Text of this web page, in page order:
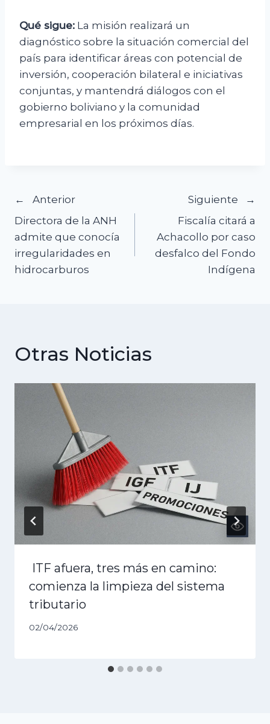
Qué sigue: La misión realizará un
diagnóstico sobre la situación comercial del
país para identificar áreas con potencial de
inversión, cooperación bilateral e iniciativas
conjuntas, y mantendrá diálogos con el
gobierno boliviano y la comunidad
empresarial en los próximos días.
Navegación
de
entradas
Anterior
Directora de la ANH
admite que conocía
irregularidades en
hidrocarburos
Siguiente
Fiscalía citará a
Achacollo por caso
desfalco del Fondo
Indígena
Otras Noticias
ITF afuera, tres más en camino:
comienza la limpieza del sistema
tributario
02/04/2026